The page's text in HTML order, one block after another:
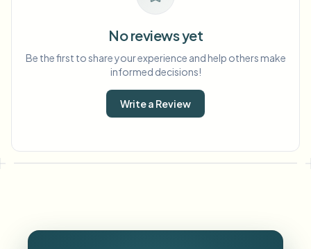
No reviews yet
Be the first to share your experience and help others make
informed decisions!
Write a Review